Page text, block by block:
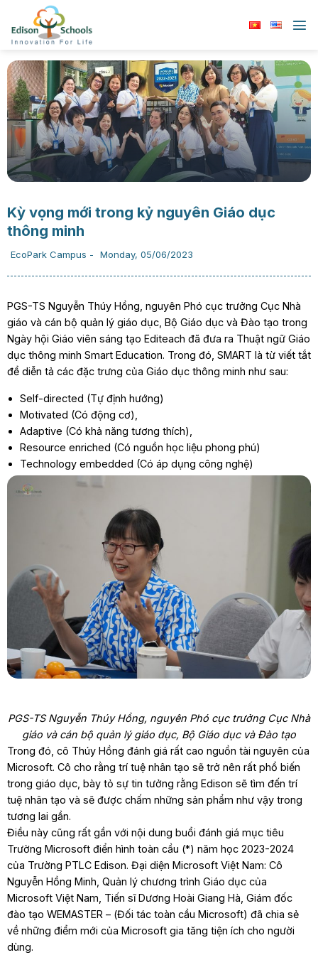
nội
Kỳ vọng mới trong kỷ nguyên Giáo dục
thông minh
EcoPark Campus - Monday, 05/06/2023
PGS-TS Nguyễn Thúy Hồng, nguyên Phó cục trưởng Cục Nhà
giáo và cán bộ quản lý giáo dục, Bộ Giáo dục và Đào tạo trong
Ngày hội Giáo viên sáng tạo Editeach đã đưa ra Thuật ngữ Giáo
dục thông minh Smart Education. Trong đó, SMART là từ viết tắt
để diễn tả các đặc trưng của Giáo dục thông minh như sau:
Self-directed (Tự định hướng)
Motivated (Có động cơ),
Adaptive (Có khả năng tương thích),
Resource enriched (Có nguồn học liệu phong phú)
Technology embedded (Có áp dụng công nghệ)
PGS-TS Nguyễn Thúy Hồng, nguyên Phó cục trưởng Cục Nhà
giáo và cán bộ quản lý giáo dục, Bộ Giáo dục và Đào tạo
Trong đó, cô Thúy Hồng đánh giá rất cao nguồn tài nguyên của
Microsoft. Cô cho rằng trí tuệ nhân tạo sẽ trở nên rất phổ biến
trong giáo dục, bày tỏ sự tin tưởng rằng Edison sẽ tìm đến trí
tuệ nhân tạo và sẽ được chấm những sản phẩm như vậy trong
tương lai gần.
Điều này cũng rất gần với nội dung buổi đánh giá mục tiêu
Trường Microsoft điển hình toàn cầu (*) năm học 2023-2024
của Trường PTLC Edison. Đại diện Microsoft Việt Nam: Cô
Nguyễn Hồng Minh, Quản lý chương trình Giáo dục của
Microsoft Việt Nam, Tiến sĩ Dương Hoài Giang Hà, Giám đốc
đào tạo WEMASTER – (Đối tác toàn cầu Microsoft) đã chia sẻ
về những điểm mới của Microsoft gia tăng tiện ích cho người
dùng.